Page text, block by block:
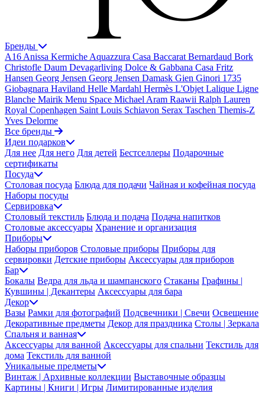
Бренды
A16 Anissa Kermiche Aquazzura Casa Baccarat Bernardaud Bork
Christofle Daum Devagarliving Dolce & Gabbana Casa Fritz
Hansen Georg Jensen Georg Jensen Damask Gien Ginori 1735
Giobagnara Haviland Helle Mardahl Hermès L'Objet Lalique Ligne
Blanche Mairik Menu Space Michael Aram Raawii Ralph Lauren
Royal Copenhagen Saint Louis Schiavon Serax Taschen Themis-Z
Yves Delorme
Все бренды
Идеи подарков
Для нее Для него Для детей Бестселлеры Подарочные
сертификаты
Посуда
Столовая посуда Блюда для подачи Чайная и кофейная посуда
Наборы посуды
Сервировка
Столовый текстиль Блюда и подача Подача напитков
Столовые аксессуары Хранение и организация
Приборы
Наборы приборов Столовые приборы Приборы для
сервировки Детские приборы Аксессуары для приборов
Бар
Бокалы Ведра для льда и шампанского Стаканы Графины |
Кувшины | Декантеры Аксессуары для бара
Декор
Вазы Рамки для фотографий Подсвечники | Свечи Освещение
Декоративные предметы Декор для праздника Столы | Зеркала
Спальня и ванная
Аксессуары для ванной Аксессуары для спальни Текстиль для
дома Текстиль для ванной
Уникальные предметы
Винтаж | Архивные коллекции Выставочные образцы
Картины | Книги | Игры Лимитированные изделия